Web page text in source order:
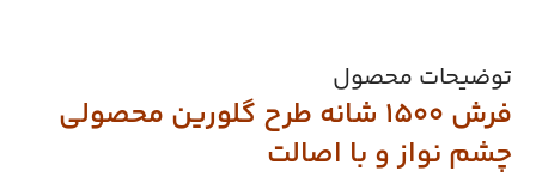
توضیحات محصول
فرش 1500 شانه طرح گلورین محصولی
چشم نواز و با اصالت